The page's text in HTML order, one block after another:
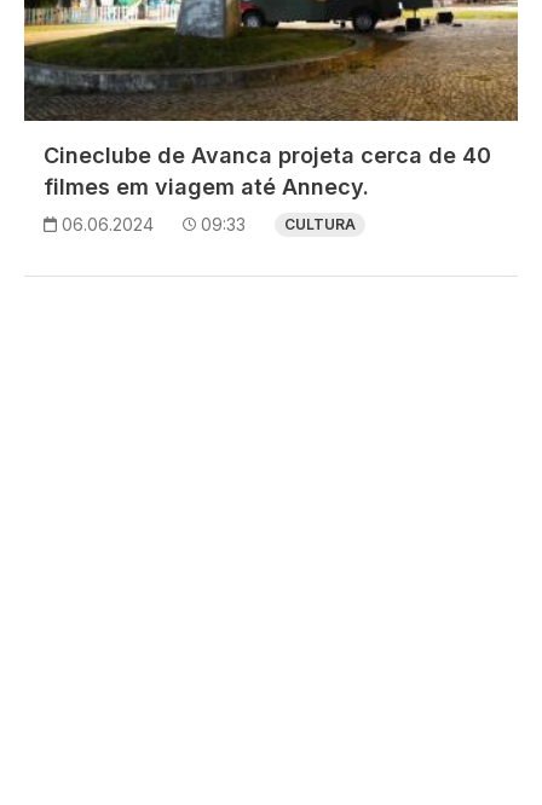
Cineclube de Avanca projeta cerca de 40
filmes em viagem até Annecy.
06.06.2024 09:33 CULTURA